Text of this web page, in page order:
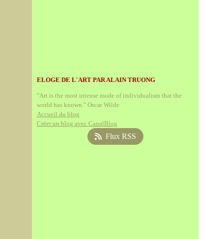
ELOGE DE L'ART PAR ALAIN TRUONG
"Art is the most intense mode of individualism that the
world has known." Oscar Wilde
Accueil du blog
Créer un blog avec CanalBlog
Flux RSS